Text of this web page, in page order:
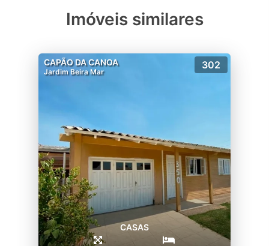
Imóveis similares
CAPÃO DA CANOA
Jardim Beira Mar
302
CASAS